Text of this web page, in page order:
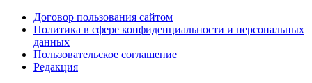
Договор пользования сайтом
Политика в сфере конфиденциальности и персональных
данных
Пользовательское соглашение
Редакция